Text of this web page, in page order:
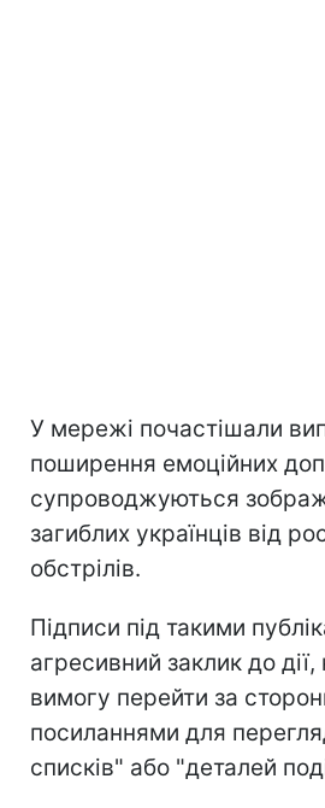
У мережі почастішали
поширення емоційних
супроводжуються
загиблих українців від
обстрілів.
Підписи під такими
агресивний заклик до
вимогу перейти за
посиланнями для
списків" або "деталей